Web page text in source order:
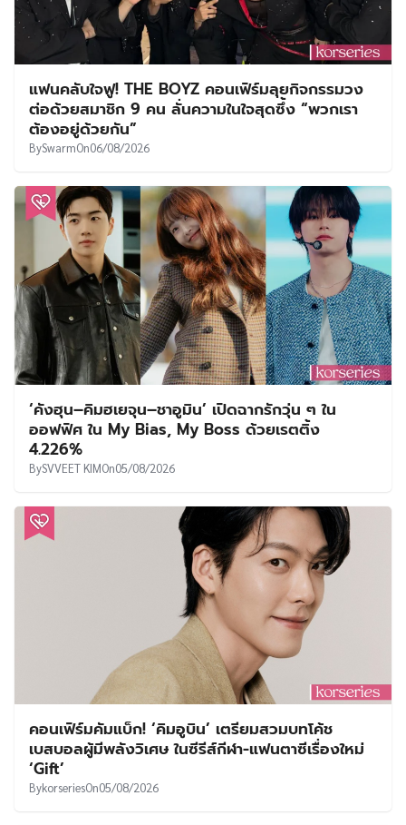
แฟนคลับใจฟู! THE BOYZ คอนเฟิร์มลุยกิจกรรมวง
ต่อด้วยสมาชิก 9 คน ลั่นความในใจสุดซึ้ง “พวกเรา
ต้องอยู่ด้วยกัน”
BySwarmOn06/08/2026
‘คังฮุน–คิมฮเยจุน–ชาอูมิน’ เปิดฉากรักวุ่น ๆ ใน
ออฟฟิศ ใน My Bias, My Boss ด้วยเรตติ้ง
4.226%
BySVVEET KIMOn05/08/2026
คอนเฟิร์มคัมแบ็ก! ‘คิมอูบิน’ เตรียมสวมบทโค้ช
เบสบอลผู้มีพลังวิเศษ ในซีรีส์กีฬา-แฟนตาซีเรื่องใหม่
‘Gift’
BykorseriesOn05/08/2026